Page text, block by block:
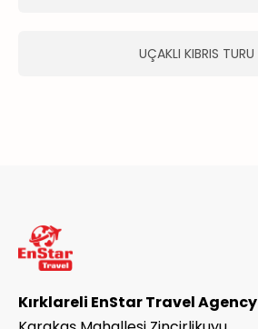
UÇAKLI KIBRIS TURU
Kırklareli EnStar Travel Agency